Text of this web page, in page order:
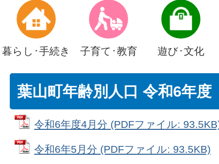
暮らし･手続き 子育て･教育 遊び･文化
葉山町年齢別人口 令和6年度
令和6年度4月分 (PDFファイル:
令和6年5月分 (PDFファイル: 93.5KB)